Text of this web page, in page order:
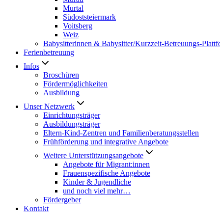
Murtal
Südoststeiermark
Voitsberg
Weiz
Babysitterinnen & Babysitter/Kurzzeit-Betreuungs-
Ferienbetreuung
Infos
Broschüren
Fördermöglichkeiten
Ausbildung
Unser Netzwerk
Einrichtungsträger
Ausbildungsträger
Eltern-Kind-Zentren und Familienberatungsstellen
Frühförderung und integrative Angebote
Weitere Unterstützungsangebote
Angebote für Migrant:innen
Frauenspezifische Angebote
Kinder & Jugendliche
und noch viel mehr…
Fördergeber
Kontakt